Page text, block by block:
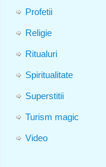
Profetii
Religie
Ritualuri
Spiritualitate
Superstitii
Turism magic
Video